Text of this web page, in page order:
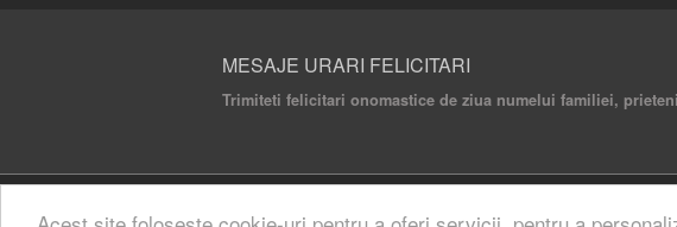
MESAJE URARI FELICITARI
Trimiteti felicitari onomastice de ziua numelui familiei,